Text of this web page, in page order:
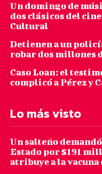
Un domingo de
dos clásicos del
Cultural
Detienen a un
robar dos millones
Caso Loan: el
complicó a Pérez y
Lo más visto
Un salteño
Estado por $191
atribuye a la